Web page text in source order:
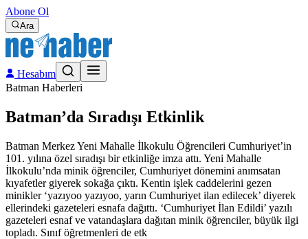
Abone Ol
Ara
Hesabım
Batman Haberleri
Batman’da Sıradışı Etkinlik
Batman Merkez Yeni Mahalle İlkokulu Öğrencileri Cumhuriyet’in
101. yılına özel sıradışı bir etkinliğe imza attı. Yeni Mahalle
İlkokulu’nda minik öğrenciler, Cumhuriyet dönemini anımsatan
kıyafetler giyerek sokağa çıktı. Kentin işlek caddelerini gezen
minikler ‘yazıyoo yazıyoo, yarın Cumhuriyet ilan edilecek’ diyerek
ellerindeki gazeteleri esnafa dağıttı. ‘Cumhuriyet İlan Edildi’ yazılı
gazeteleri esnaf ve vatandaşlara dağıtan minik öğrenciler, büyük ilgi
topladı. Sınıf öğretmenleri de etk